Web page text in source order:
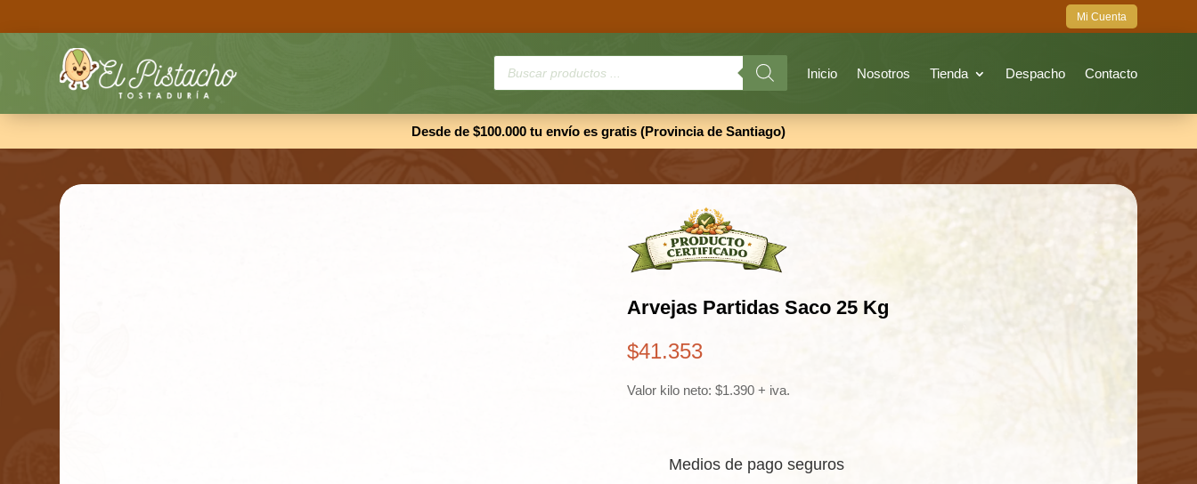
Mi Cuenta
Búsqueda
productos
Inicio Nosotros Tienda Despacho Contacto
Desde de $100.000 tu envío es gratis (Provincia de Santiago)
Arvejas Partidas Saco 25 Kg
$41.353
Valor kilo neto: $1.390 + iva.
Medios de pago seguros